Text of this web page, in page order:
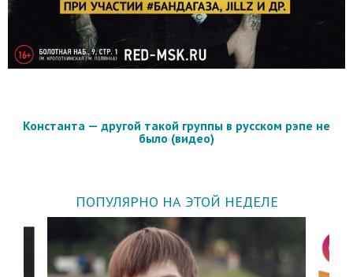
Константа — другой такой группы в русском рэпе не
было (видео)
ПОПУЛЯРНО НА ЭТОЙ НЕДЕЛЕ